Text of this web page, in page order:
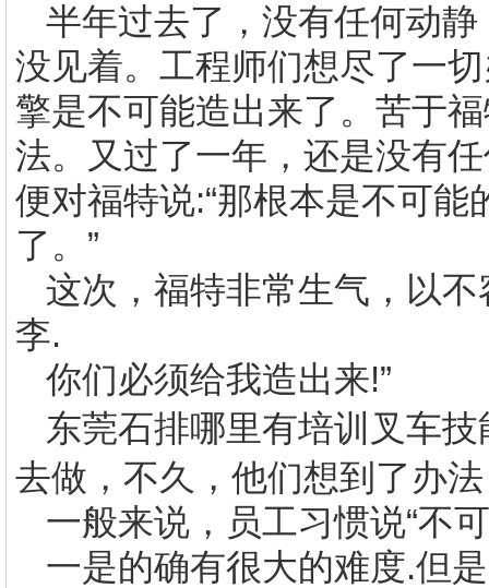
半年过去了，没有任何动
没见着。工程师们想尽了一
擎是不可能造出来了。苦于
法。又过了一年，还是没有
便对福特说:“那根本是不可
了。”
这次，福特非常生气，以
李.
你们必须给我造出来!”
东莞石排哪里有培训叉车技
去做，不久，他们想到了办
一般来说，员工习惯说“不
一是的确有很大的难度.但